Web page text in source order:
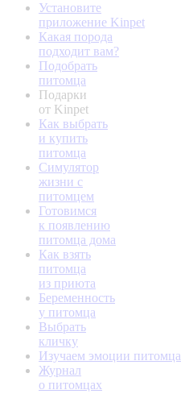
Установите
приложение Kinpet
Какая порода
подходит вам?
Подобрать
питомца
Подарки
от Kinpet
Как выбрать
и купить
питомца
Симулятор
жизни с
питомцем
Готовимся
к появлению
питомца дома
Как взять
питомца
из приюта
Беременность
у питомца
Выбрать
кличку
Изучаем эмоции питомца
Журнал
о питомцах